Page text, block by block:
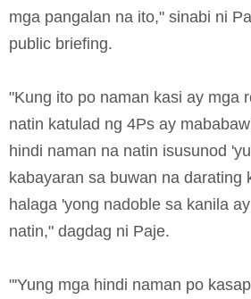
mga pangalan na ito," sinabi ni
public briefing.
"Kung ito po naman kasi ay mga
natin katulad ng 4Ps ay
hindi naman na natin isusunod
kabayaran sa buwan na darating
halaga 'yong nadoble sa kanila
natin," dagdag ni Paje.
"'Yung mga hindi naman po